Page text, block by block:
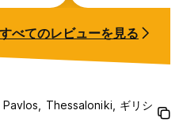
excellent and
すべてのレビューを見る
Thessaloniki, ギリシ